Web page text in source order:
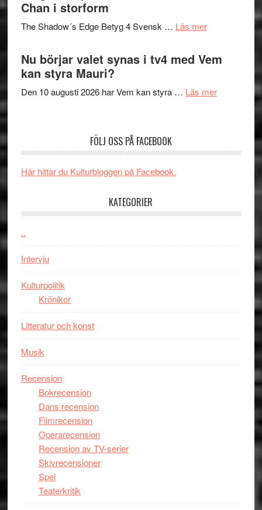
och
Chan i storform
The Shadow´s Edge Betyg 4 Svensk … Läs merom
Shadow
Edge
spännande
Nu börjar valet synas i tv4 med Vem
kan styra Mauri?
Den 10 augusti 2026 har Vem kan styra … Läs merom
kan
FÖLJ OSS PÅ FACEBOOK
Här hittar du Kulturbloggen på Facebook.
KATEGORIER
..
Intervju
Kulturpolitik
Krönikor
Litteratur och konst
Musik
Recension
Bokrecension
Dans recension
Filmrecension
Operarecension
Recension av TV-serier
Skivrecensioner
Spel
Teaterkritik